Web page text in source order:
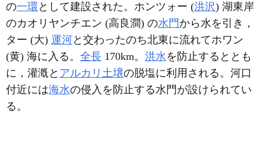
の一環 として建設された。ホンツォー (洪沢) 湖東岸
のカオリヤンチエン (高良澗) の水門から水を引き，
ター (大) 運河と交わったのち北東に流れてホワン
(黄) 海に入る。 全長 170km。 洪水を防止するととも
に，灌漑と アルカリ土壌の脱塩に利用される。河口
付近には海水の侵入を防止する水門が設けられてい
る。